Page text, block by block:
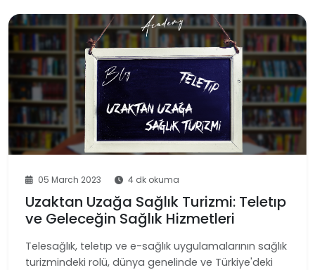
05 March 2023 4 dk okuma
Uzaktan Uzağa Sağlık Turizmi: Teletıp
ve Geleceğin Sağlık Hizmetleri
Telesağlık, teletıp ve e-sağlık uygulamalarının sağlık
turizmindeki rolü, dünya genelinde ve Türkiye'deki